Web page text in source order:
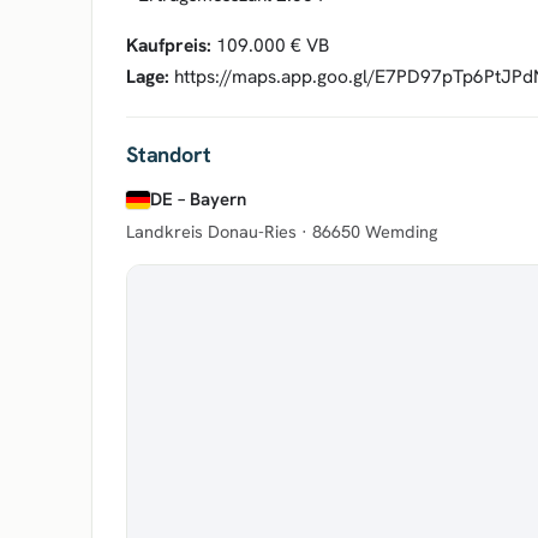
Kaufpreis: 109.000 € VB
Lage: https://maps.app.goo.gl/
Standort
DE – Bayern
Landkreis Donau-Ries · 86650 Wemding